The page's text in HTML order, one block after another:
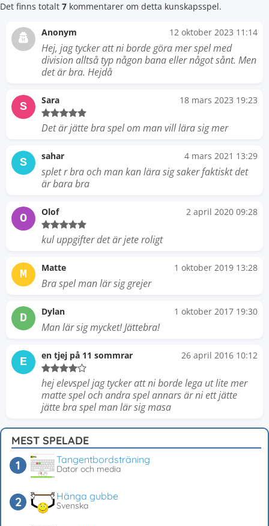
Det finns totalt 7 kommentarer om detta kunskapsspel.
Anonym 12 oktober 2023 11:14
Hej, jag tycker att ni borde göra mer spel med
division alltså typ någon bana eller något sånt. Men
det är bra. Hejdå
S Sara 18 mars 2023 19:23
Det är jätte bra spel om man vill lära sig mer
S sahar 4 mars 2021 13:29
splet r bra och man kan lära sig saker faktiskt det
är bara bra
O Olof 2 april 2020 09:28
kul uppgifter det är jete roligt
M Matte 1 oktober 2019 13:28
Bra spel man lär sig grejer
D Dylan 1 oktober 2017 19:30
Man lär sig mycket! Jättebra!
E en tjej på 11 sommrar 26 april 2016 10:12
hej elevspel jag tycker att ni borde lega ut lite mer
matte spel och andra spel annars är ni ett jätte
jätte bra spel man lär sig masa
MEST SPELADE
Tangentbordsträning
Dator och media
Hänga gubbe
Svenska